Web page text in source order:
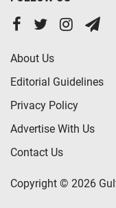
About Us
Editorial Guidelines
Privacy Policy
Advertise With Us
Contact Us
Copyright © 2026